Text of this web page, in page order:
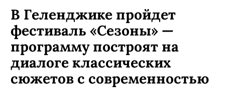
В Геленджике пройдет
фестиваль «Сезоны» —
программу построят на
диалоге классических
сюжетов с современностью